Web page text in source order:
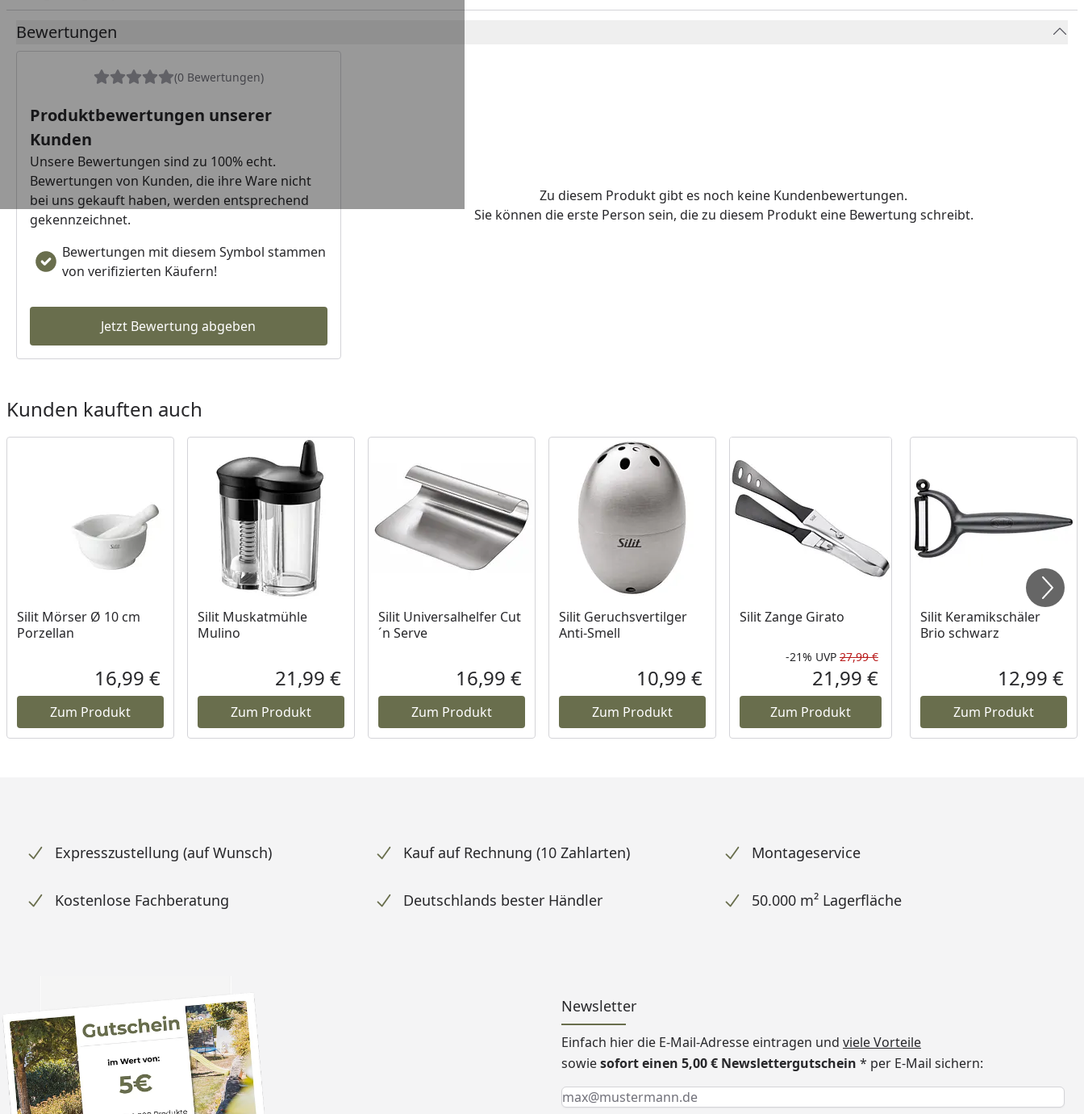
Bewertungen
(0 Bewertungen)
Produktbewertungen unserer
Kunden
Unsere Bewertungen sind zu 100% echt.
Bewertungen von Kunden, die ihre Ware nicht
bei uns gekauft haben, werden entsprechend
gekennzeichnet.
Bewertungen mit diesem Symbol stammen
von verifizierten Käufern!
Jetzt Bewertung abgeben
Zu diesem Produkt gibt es noch keine Kundenbewertungen.
Sie können die erste Person sein, die zu diesem Produkt eine Bewertung schreibt.
Kunden kauften auch
Silit Mörser Ø 10 cm
Porzellan
Aktueller Preis
16,99 €
Zum Produkt
Silit Muskatmühle
Mulino
Aktueller Preis
21,99 €
Zum Produkt
Silit Universalhelfer Cut
´n Serve
Aktueller Preis
16,99 €
Zum Produkt
Silit Geruchsvertilger
Anti-Smell
Aktueller Preis
10,99 €
Zum Produkt
Silit Zange Girato
Rabatt in Prozent
-21%
Ursprünglicher Preis
UVP 27,99 €
Aktueller Preis
21,99 €
Zum Produkt
Silit Keramikschäler
Brio schwarz
12,99 €
Zum Produkt
Expresszustellung (auf Wunsch) Kauf auf Rechnung (10 Zahlarten) Montageservice
Kostenlose Fachberatung Deutschlands bester Händler 50.000 m² Lagerfläche
Newsletter
Einfach hier die E-Mail-Adresse eintragen und viele Vorteile
sowiesofort einen 5,00 € Newslettergutschein * per E-Mail sichern:
Keine Eingabe erforderlich
Eingabe erforderlich
E-Mail *